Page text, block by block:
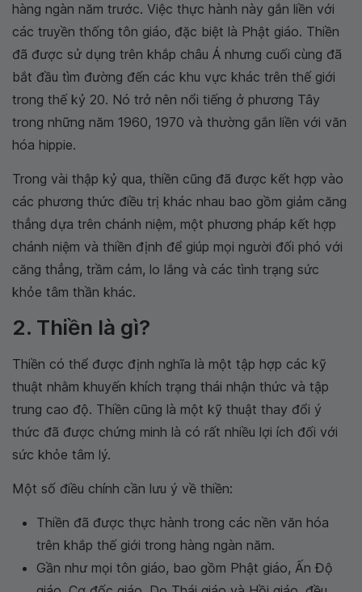
hàng ngàn năm trước. Việc thực hành này gắn liền với
các truyền thống tôn giáo, đặc biệt là Phật giáo. Thiền
đã được sử dụng trên khắp châu Á nhưng cuối cùng đã
bắt đầu tìm đường đến các khu vực khác trên thế giới
trong thế kỷ 20. Nó trở nên nổi tiếng ở phương Tây
trong những năm 1960, 1970 và thường gắn liền với văn
hóa hippie.
Trong vài thập kỷ qua, thiền cũng đã được kết hợp vào
các phương thức điều trị khác nhau bao gồm giảm căng
thẳng dựa trên chánh niệm, một phương pháp kết hợp
chánh niệm và thiền định để giúp mọi người đối phó với
căng thẳng, trầm cảm, lo lắng và các tình trạng sức
khỏe tâm thần khác.
2. Thiền là gì?
Thiền có thể được định nghĩa là một tập hợp các kỹ
thuật nhằm khuyến khích trạng thái nhận thức và tập
trung cao độ. Thiền cũng là một kỹ thuật thay đổi ý
thức đã được chứng minh là có rất nhiều lợi ích đối với
sức khỏe tâm lý.
Một số điều chính cần lưu ý về thiền:
Thiền đã được thực hành trong các nền văn hóa
trên khắp thế giới trong hàng ngàn năm.
Gần như mọi tôn giáo, bao gồm Phật giáo, Ấn Độ